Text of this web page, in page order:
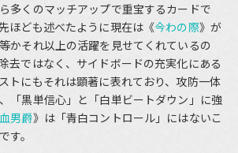
多くのマッチアップで重宝するカードで
ほども述べたように現在は《今わの際》が
かそれ以上の活躍を見せてくれているの
去ではなく、サイドボードの充実化にある
トにもそれは顕著に表れており、攻防一体
「黒単信心」と「白単ビートダウン」に強
男爵》は「青白コントロール」にはないこ
す。